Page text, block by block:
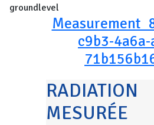
groundlevel
c9b3-
RADIATION
MESURÉE